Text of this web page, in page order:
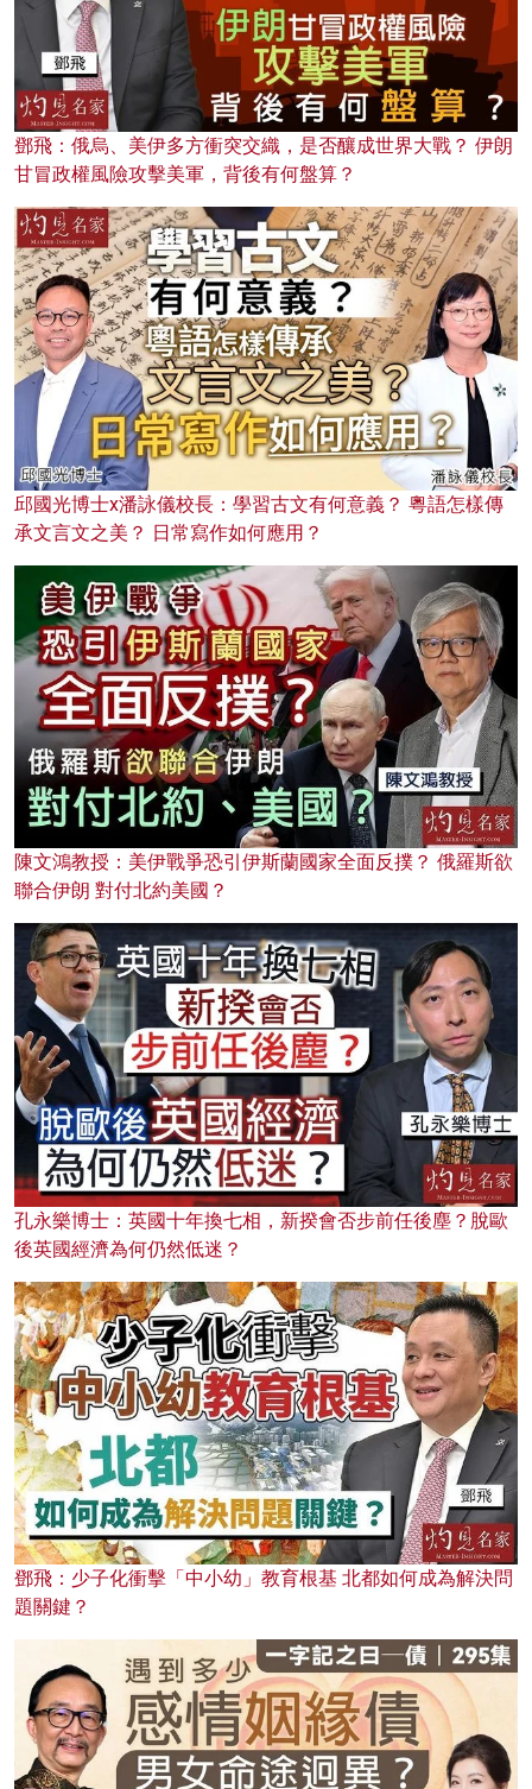
鄧飛：俄烏、美伊多方衝突交織，是否釀成世界大戰？ 伊朗
甘冒政權風險攻擊美軍，背後有何盤算？
邱國光博士x潘詠儀校長：學習古文有何意義？ 粵語怎樣傳
承文言文之美？ 日常寫作如何應用？
陳文鴻教授：美伊戰爭恐引伊斯蘭國家全面反撲？ 俄羅斯欲
聯合伊朗 對付北約美國？
孔永樂博士：英國十年換七相，新揆會否步前任後塵？脫歐
後英國經濟為何仍然低迷？
鄧飛：少子化衝擊「中小幼」教育根基 北都如何成為解決問
題關鍵？